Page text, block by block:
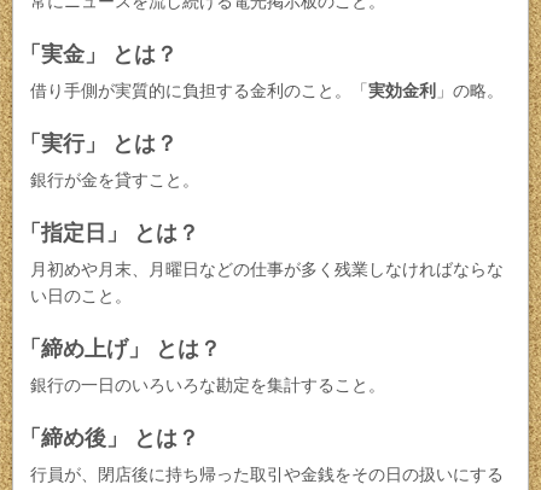
「実金」 とは？
借り手側が実質的に負担する金利のこと。「実効金利 」の略。
「実行」 とは？
銀行が金を貸すこと。
「指定日」 とは？
月初めや月末、月曜日などの仕事が多く残業しなければならな
い日のこと。
「締め上げ」 とは？
銀行の一日のいろいろな勘定を集計すること。
「締め後」 とは？
行員が、閉店後に持ち帰った取引や金銭をその日の扱いにする